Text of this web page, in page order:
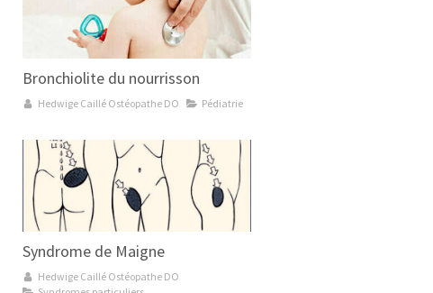
Bronchiolite du nourrisson
Hedwige Caillé Ostéopathe DO Pédiatrie
Syndrome de Maigne
Hedwige Caillé Ostéopathe DO